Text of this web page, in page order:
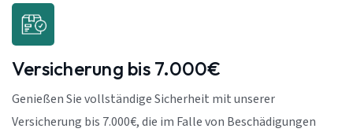
Versicherung bis 7.000€
Genießen Sie vollständige Sicherheit mit unserer
Versicherung bis 7.000€, die im Falle von Beschädigungen